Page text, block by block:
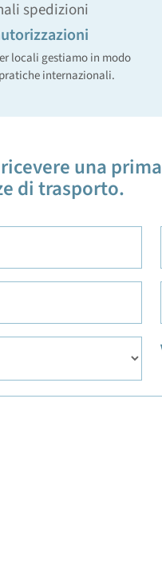
locali gestiamo in modo
internazionali.
una
di trasporto.